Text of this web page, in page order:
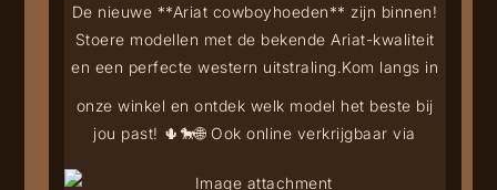
De nieuwe **Ariat cowboyhoeden** zijn binnen!
Stoere modellen met de bekende Ariat-kwaliteit
en een perfecte western uitstraling.Kom langs in
onze winkel en ontdek welk model het beste bij
jou past! 🌵🐎🌐 Ook online verkrijgbaar via